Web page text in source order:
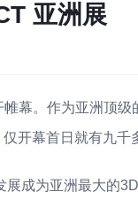
亚洲展
幕。作为亚洲顶
开幕首日就有九千
成为亚洲最大的